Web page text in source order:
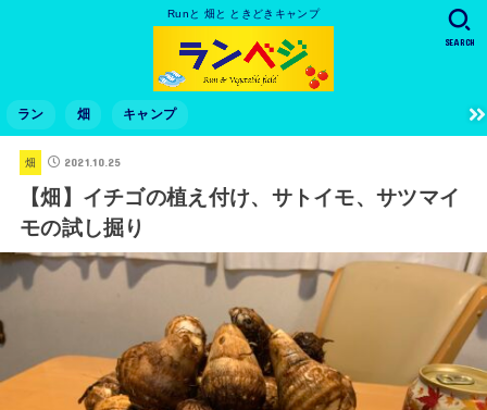
Runと 畑と ときどきキャンプ
ラン 畑 キャンプ
SEARCH
畑 2021.10.25
【畑】イチゴの植え付け、サトイモ、サツマイ
モの試し掘り